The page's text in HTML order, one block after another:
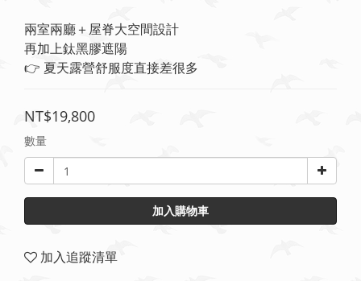
兩室兩廳＋屋脊大空間設計
再加上鈦黑膠遮陽
👉 夏天露營舒服度直接差很多
NT$19,800
數量
加入購物車
加入追蹤清單